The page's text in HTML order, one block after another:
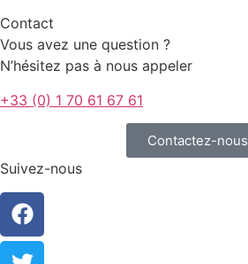
Contact
Vous avez une question ?
N’hésitez pas à nous appeler
+33 (0) 1 70 61 67 61
Contactez-nous
Suivez-nous